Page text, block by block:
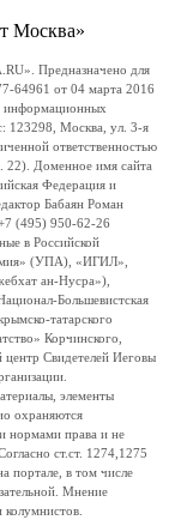
Москва»
Предназначено для
64961 от 04 марта 2016
информационных
123298, Москва, ул. 3-я
ответственностью
Доменное имя сайта
Федерация и
Бабаян Роман
(495) 950-62-26
в Российской
(УПА), «ИГИЛ»,
ан-Нусра»),
Большевистская
татарского
Корчинского,
центр Свидетелей Иеговы
элементы
охраняются
нормами права и не
ст.ст. 1274,1275
портале, в том числе
Мнение